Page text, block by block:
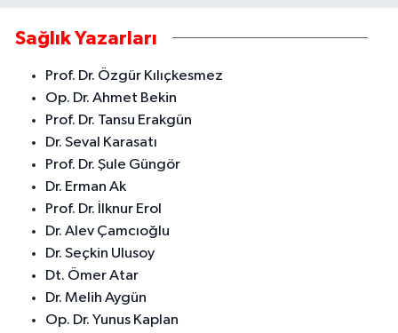
Sağlık Yazarları
Prof. Dr. Özgür Kılıçkesmez
Op. Dr. Ahmet Bekin
Prof. Dr. Tansu Erakgün
Dr. Seval Karasatı
Prof. Dr. Şule Güngör
Dr. Erman Ak
Prof. Dr. İlknur Erol
Dr. Alev Çamcıoğlu
Dr. Seçkin Ulusoy
Dt. Ömer Atar
Dr. Melih Aygün
Op. Dr. Yunus Kaplan